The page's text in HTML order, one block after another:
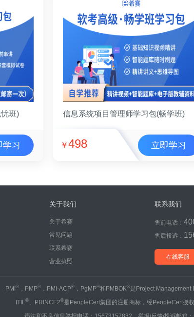
班)
学习
信息系统项目管理师学习包(畅学班)
￥498 立即学习
关于我们
关于希赛
常见问题
联系希赛
营业执照
联系我们
售前电话：
售后投诉：
在线客服
PMI®，PMP®，PMI-ACP®，PgMP®和PMBOK®是Project Management
ITIL®、PRINCE2®是PeopleCert集团的注册商标，经PeopleCert授